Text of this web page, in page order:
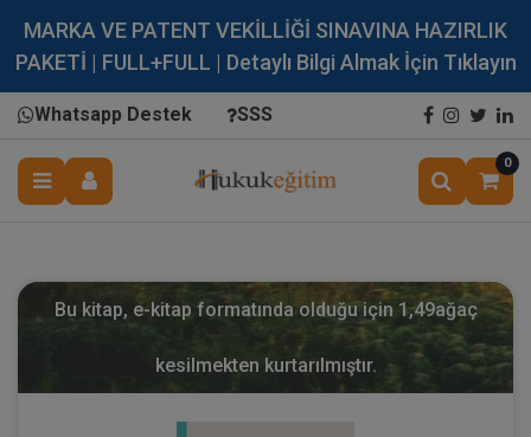
MARKA VE PATENT VEKİLLİĞİ SINAVINA HAZIRLIK
PAKETİ | FULL+FULL | Detaylı Bilgi Almak İçin Tıklayın
Whatsapp Destek SSS
0
Bu kitap, e-kitap formatında olduğu için 1,49ağaç
kesilmekten kurtarılmıştır.